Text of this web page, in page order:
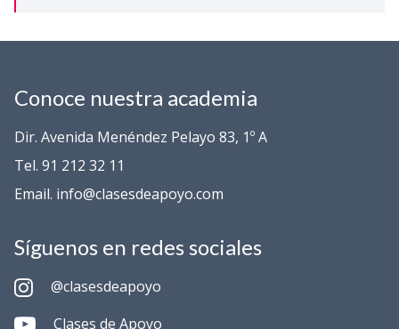
Conoce nuestra academia
Dir. Avenida Menéndez Pelayo 83, 1º A
Tel. 91 212 32 11
Email. info@clasesdeapoyo.com
Síguenos en redes sociales
@clasesdeapoyo
Clases de Apoyo